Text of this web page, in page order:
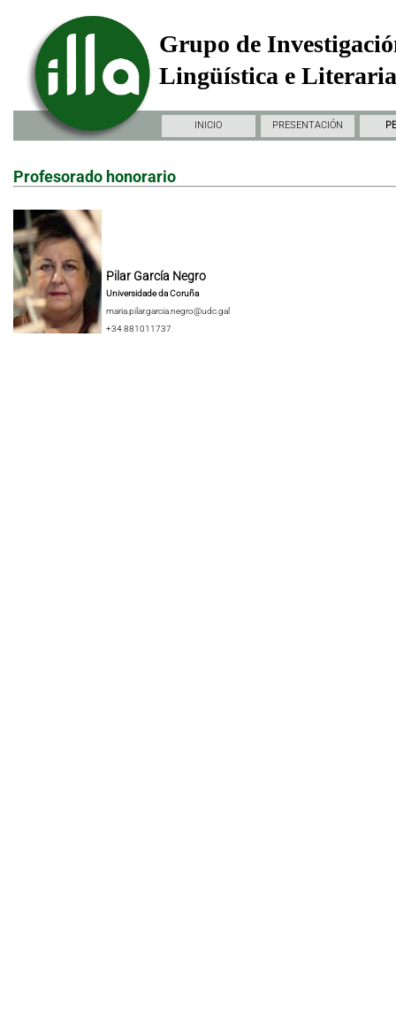
Grupo de
Lingüística e
INICIO PRESENTACIÓN
Profesorado honorario
Pilar García Negro
Universidade da Coruña
maria.pilar.garcia.negro@udc.gal
+34 881011737